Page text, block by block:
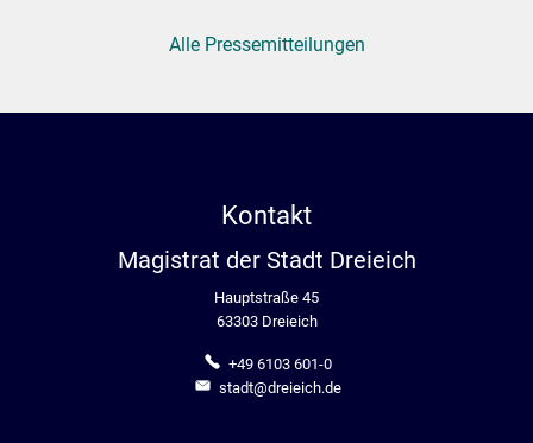
Alle Pressemitteilungen
Kontakt
Magistrat der Stadt Dreieich
Hauptstraße 45
63303 Dreieich
+49 6103 601-0
stadt@dreieich.de